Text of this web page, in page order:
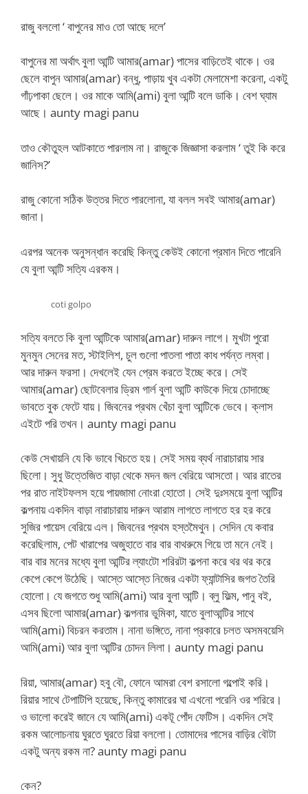
রাজু বললো ‘ বাপুনের মাও তো আছে দলে’
বাপুনের মা অর্থাৎ বুলা আন্টি আমার(amar) পাসের বাড়িতেই থাকে। ওর
ছেলে বাপুন আমার(amar) বন্ধু, পাড়ায় খুব একটা মেলামেশা করেনা, একটু
গাঁঢ়পাকা ছেলে। ওর মাকে আমি(ami) বুলা আন্টি বলে ডাকি। বেশ ঘ্যাম
আছে। aunty magi panu
তাও কৌতুহল আটকাতে পারলাম না। রাজুকে জিজ্ঞাসা করলাম ‘ তুই কি করে
জানিস?’
রাজু কোনো সঠিক উত্তর দিতে পারলোনা, যা বলল সবই আমার(amar)
জানা।
এরপর অনেক অনুসন্ধান করেছি কিন্তু কেউই কোনো প্রমান দিতে পারেনি
যে বুলা আন্টি সত্যি এরকম।
coti golpo
সত্যি বলতে কি বুলা আন্টিকে আমার(amar) দারুন লাগে। মুখটা পুরো
মুনমুন সেনের মত, স্টাইলিশ, চুল গুলো পাতলা পাতা কাধ পর্যন্ত লম্বা।
আর দারুন ফরসা। দেখলেই যেন প্রেম করতে ইচ্ছে করে। সেই
আমার(amar) ছোটবেলার ড্রিম গার্ল বুলা আন্টি কাউকে দিয়ে চোদাচ্ছে
ভাবতে বুক ফেটে যায়। জিবনের প্রথম খেঁচা বুলা আন্টিকে ভেবে। ক্লাস
এইটে পরি তখন। aunty magi panu
কেউ সেখায়নি যে কি ভাবে খিচতে হয়। সেই সময় ব্যর্থ নারাচারায় সার
ছিলো। সুধু উত্তেজিত বাড়া থেকে মদন জল বেরিয়ে আসতো। আর রাতের
পর রাত নাইটফলস হয়ে পায়জামা নোংরা হোতো। সেই দুঃসময়ে বুলা আন্টির
কল্পনায় একদিন বাড়া নারাচারায় দারুন আরাম লাগতে লাগতে হর হর করে
সুজির পায়েস বেরিয়ে এল। জিবনের প্রথম হস্তমৈথুন। সেদিন যে কবার
করেছিলাম, পেট খারাপের অজুহাতে বার বার বাথরুমে গিয়ে তা মনে নেই।
বার বার মনের মধ্যে বুলা আন্টির ল্যাংটো শরিরটা কল্পনা করে থর থর করে
কেপে কেপে উঠেছি। আস্তে আস্তে নিজের একটা ফ্যান্টাসির জগত তৈরি
হোলো। যে জগতে শুধু আমি(ami) আর বুলা আন্টি। ব্লু ফিল্ম, পানু বই,
এসব ছিলো আমার(amar) কল্পনার ভুমিকা, যাতে বুলাআন্টির সাথে
আমি(ami) বিচরন করতাম। নানা ভঙ্গিতে, নানা প্রকারে চলত অসমবয়েসি
আমি(ami) আর বুলা আন্টির চোদন লিলা। aunty magi panu
রিয়া, আমার(amar) হবু বৌ, ফোনে আমরা বেশ রসালো গল্পোই করি।
রিয়ার সাথে টেপাটিপি হয়েছে, কিন্তু কামারের ঘা এখনো পরেনি ওর শরিরে।
ও ভালো করেই জানে যে আমি(ami) একটূ পোঁদ ফেটিস। একদিন সেই
রকম আলোচনায় ঘুরতে ঘুরতে রিয়া বললো। তোমাদের পাসের বাড়ির বৌটা
একটু অন্য রকম না? aunty magi panu
কেন?